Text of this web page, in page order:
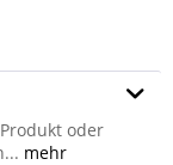
oder
mehr